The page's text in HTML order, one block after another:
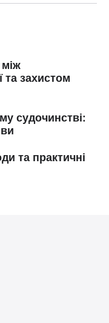
та захистом
судочинстві:
та практичні